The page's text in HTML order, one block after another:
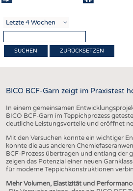
ZURÜCKSETZEN
BICO BCF-Garn zeigt im Praxistest
In einem gemeinsamen
BICO BCF-Garn im Teppichprozess
deutliche Leistungsvorteile und eröffnet
Mit den Versuchen konnte ein wichtiger
konnte die aus anderen
BCF-Prozess übertragen und entlang der
zeigen das Potenzial einer neuen
für moderne Teppichkonstruktionen
Mehr Volumen, Elastizität und